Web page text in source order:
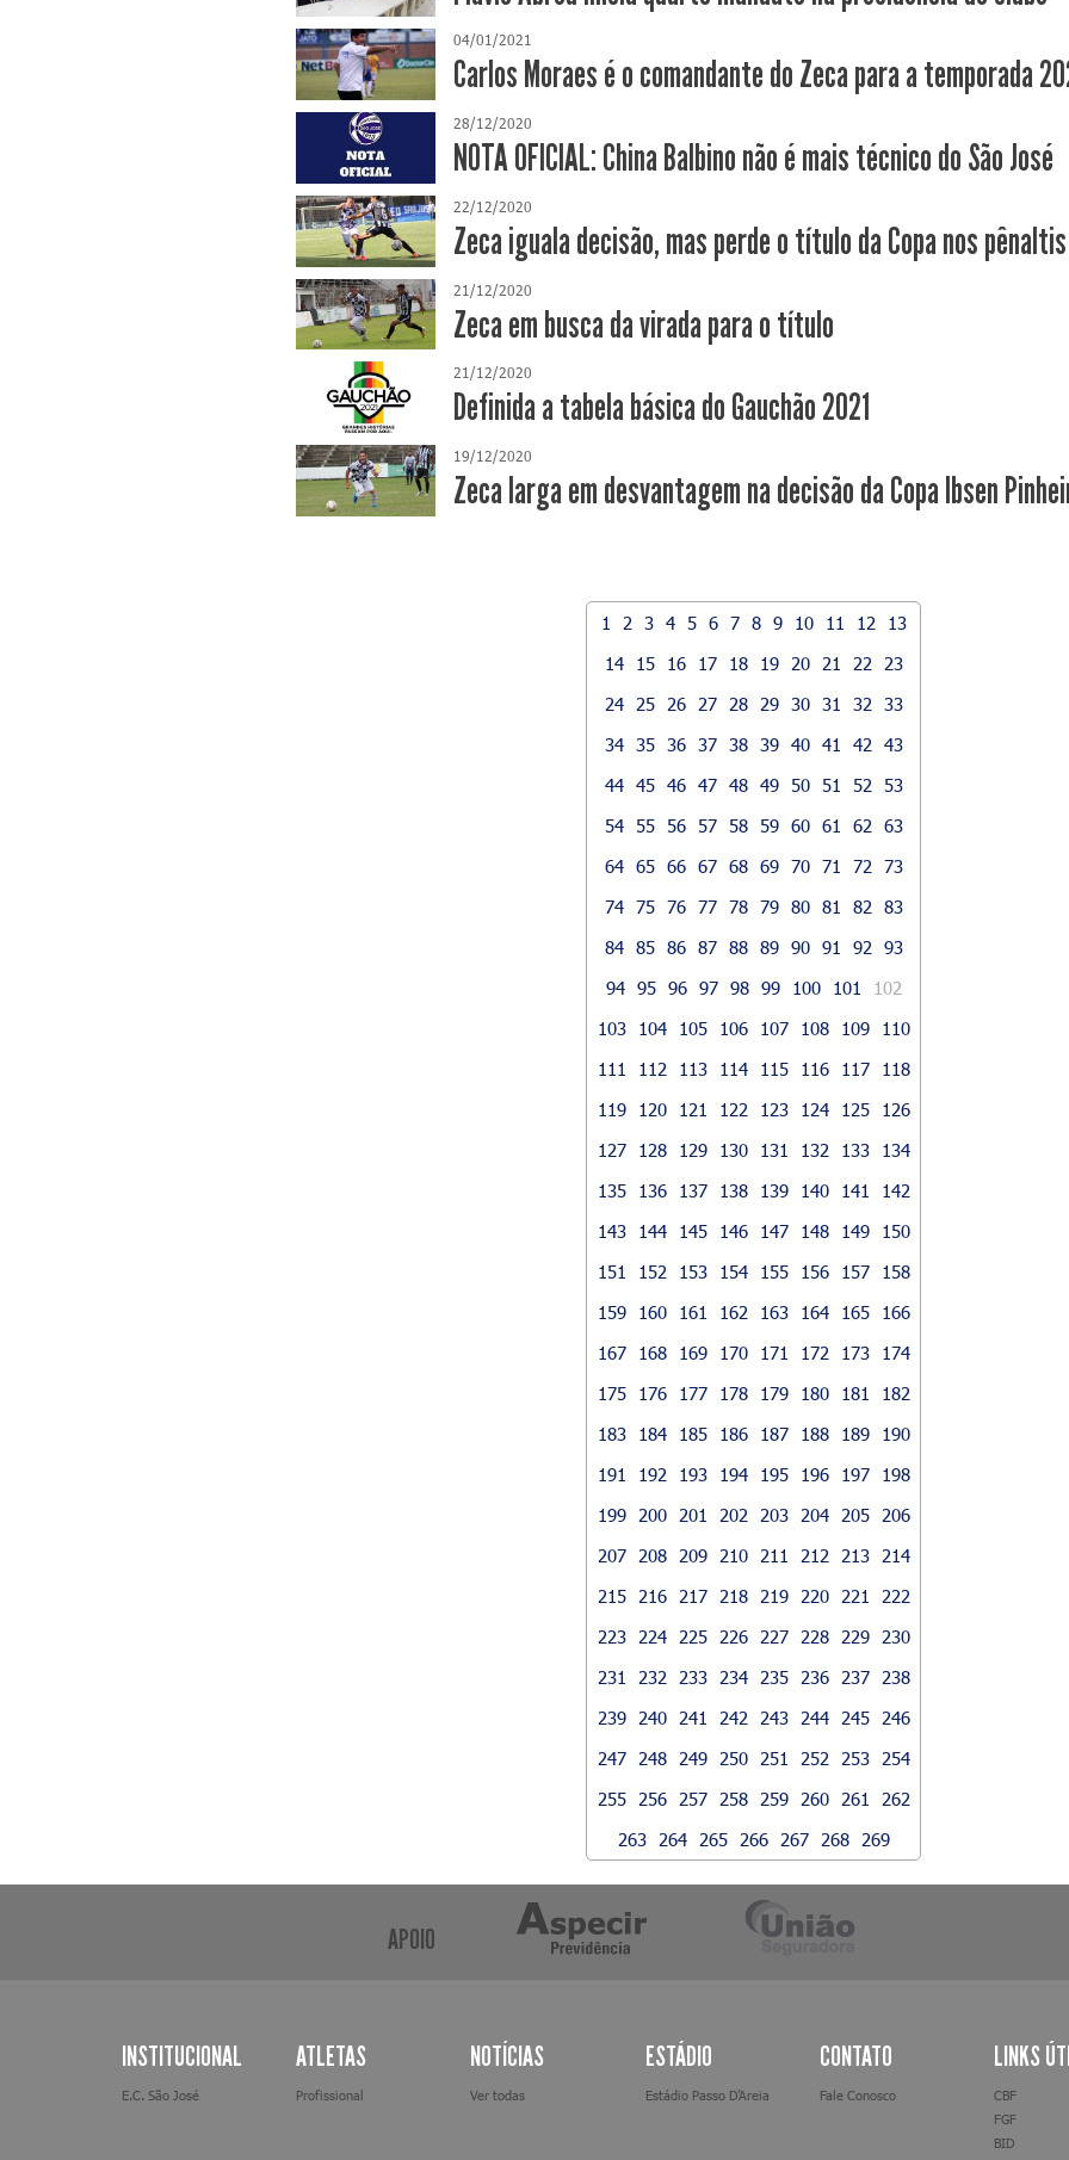
04/01/2021
Carlos Moraes é o comandante do Zeca para a temporada
28/12/2020
NOTA OFICIAL: China Balbino não é mais técnico do São José
22/12/2020
Zeca iguala decisão, mas perde o título da Copa nos pênaltis
21/12/2020
Zeca em busca da virada para o título
21/12/2020
Definida a tabela básica do Gauchão 2021
19/12/2020
Zeca larga em desvantagem na decisão da Copa Ibsen
1 2 3 4 5 6 7 8 9 10 11 12
13
14
15 16 17 18 19 20 21 22
23
24
25 26 27 28 29 30 31 32
33
34 35 36 37 38 39 40 41 42
43
44 45 46 47 48 49 50 51 52
53
54 55 56 57 58 59 60 61 62
63
64 65 66 67 68 69 70 71 72
73
74 75 76 77 78 79 80 81 82
83
84 85 86 87 88 89 90 91 92
93
94 95 96 97 98 99 100 101
102
103
104 105 106 107 108 109
110
111
112 113 114 115 116 117
118
119
120 121 122 123 124 125
126
127
128 129 130 131 132 133
134
135
136 137 138 139 140 141
142
143
144 145 146 147 148 149
150
151
152 153 154 155 156 157
158
159
160 161 162 163 164 165
166
167
168 169 170 171 172 173
174
175
176 177 178 179 180 181
182
183
184 185 186 187 188 189
190
191
192 193 194 195 196 197
198
199
200 201 202 203 204 205
206
207
208 209 210 211 212 213
214
215
216 217 218 219 220 221
222
223
224 225 226 227 228 229
230
231
232 233 234 235 236 237
238
239
240 241 242 243 244 245
246
247
248 249 250 251 252 253
254
255
256 257 258 259 260 261
262
263
264 265 266 267 268 269
APOIO
INSTITUCIONAL
E.C. São José
ATLETAS
Profissional
NOTÍCIAS
Ver todas
ESTÁDIO
Estádio Passo D’Areia
CONTATO
Fale Conosco
LINKS
CBF
FGF
BID